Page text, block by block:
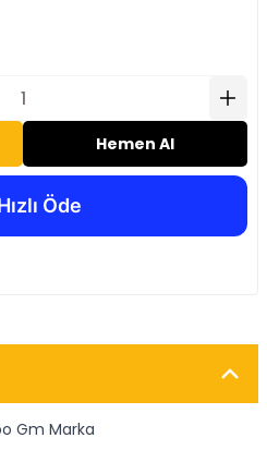
Hemen Al
Gm Marka